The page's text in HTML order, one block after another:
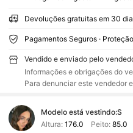
Devoluções gratuitas em 30
Pagamentos Seguros ·
Vendido e enviado pelo
Informações e obrigações do
Para denunciar este vendedor
Modelo está vestindo:S
Altura: 176.0 Peito:85.0